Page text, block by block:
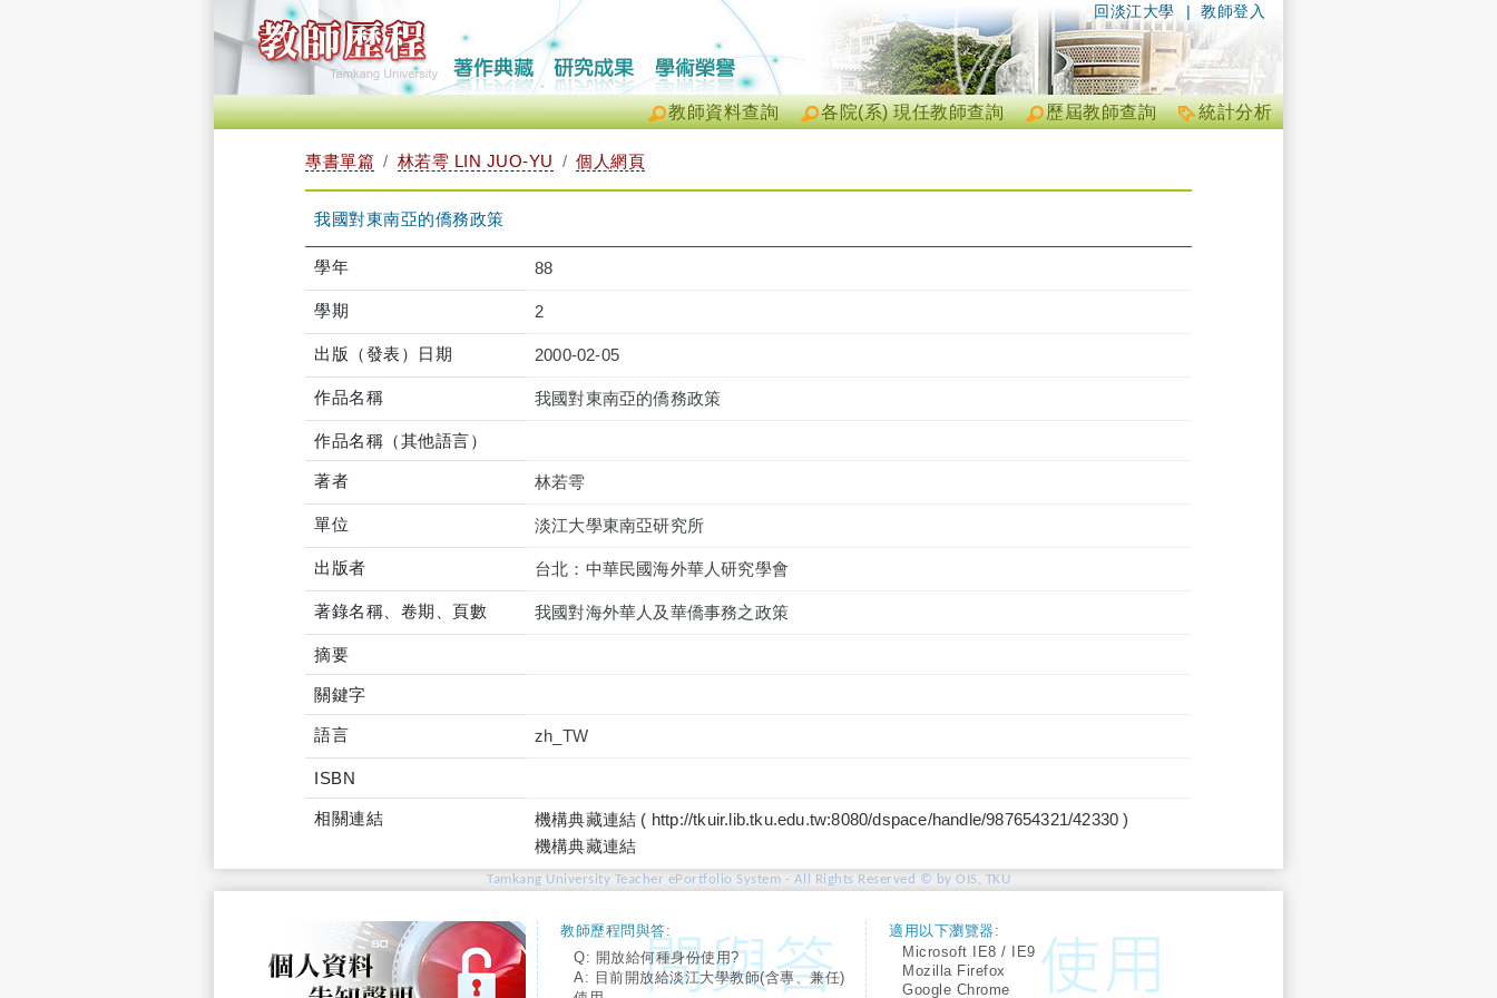
| 教師登入
回淡江大學
統計分析
歷屆教師查詢
各院(系) 現任教師查詢
教師資料查詢
專書單篇 林若雩 LIN JUO-YU 個人網頁
我國對東南亞的僑務政策
學年 88
學期 2
出版（發表）日期 2000-02-05
作品名稱 我國對東南亞的僑務政策
作品名稱（其他語言）
著者 林若雩
單位 淡江大學東南亞研究所
出版者 台北：中華民國海外華人研究學會
著錄名稱、卷期、頁數 我國對海外華人及華僑事務之政策
摘要
關鍵字
語言 zh_TW
ISBN
相關連結
機構典藏連結 ( http://tkuir.lib.tku.edu.tw:8080/dspace/handle/987654321/42330 )
機構典藏連結
Tamkang University Teacher ePortfolio System - All Rights Reserved © by OIS, TKU
教師歷程問與答:
Q: 開放給何種身份使用?
A: 目前開放給淡江大學教師(含專、兼任)
適用以下瀏覽器:
Microsoft IE8 / IE9
Mozilla Firefox
Google Chrome